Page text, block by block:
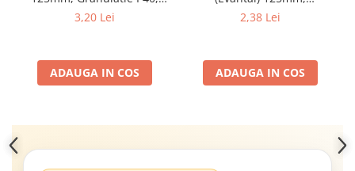
Abraziv Premium din
13300 RPM, pentru Slefuire
Otel, Inox, Lemn si Metal,
3,20 Lei
ADAUGA IN COS
Granulație , pentru Metal și
2,38 Lei
ADAUGA IN COS